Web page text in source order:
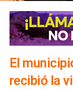
El
recibió la